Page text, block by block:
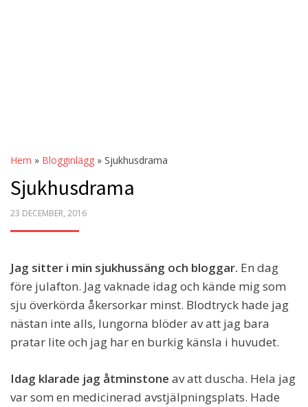
Hem » Blogginlägg » Sjukhusdrama
Sjukhusdrama
POSTED
23 DECEMBER, 2016
Jag sitter i min sjukhussäng och bloggar. En dag
före julafton. Jag vaknade idag och kände mig som
sju överkörda åkersorkar minst. Blodtryck hade jag
nästan inte alls, lungorna blöder av att jag bara
pratar lite och jag har en burkig känsla i huvudet.
Idag klarade jag åtminstone av att duscha. Hela jag
var som en medicinerad avstjälpningsplats. Hade